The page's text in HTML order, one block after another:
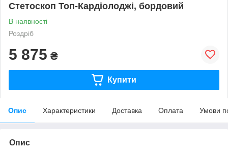
Стетоскоп Топ-Кардіолоджі, бордовий
В наявності
Роздріб
5 875 ₴
Купити
Опис Характеристики Доставка Оплата Умови
Опис